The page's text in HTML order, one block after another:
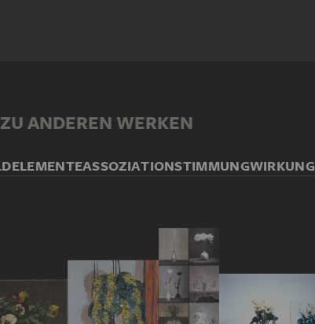
ANDEREN WERKEN
ASSOZIATIONSTIMMUNGWIRKUNG